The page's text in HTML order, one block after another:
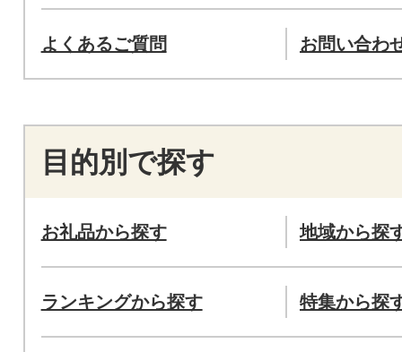
よくあるご質問 お問い合わ
目的別で探す
お礼品から探す 地域から探
ランキングから探す 特集から探